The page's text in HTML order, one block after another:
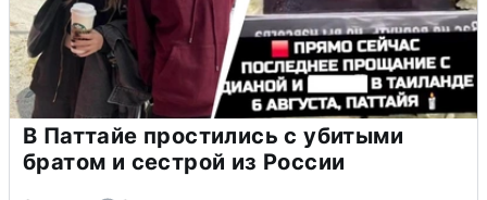
В Паттайе простились с убитыми
братом и сестрой из России